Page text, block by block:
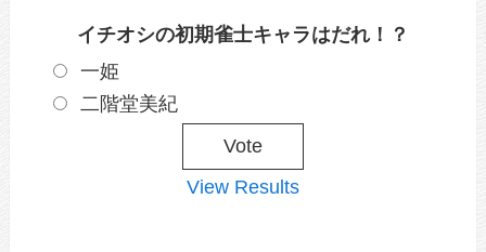
イチオシの初期雀士キャラはだれ！？
一姫
二階堂美紀
View Results